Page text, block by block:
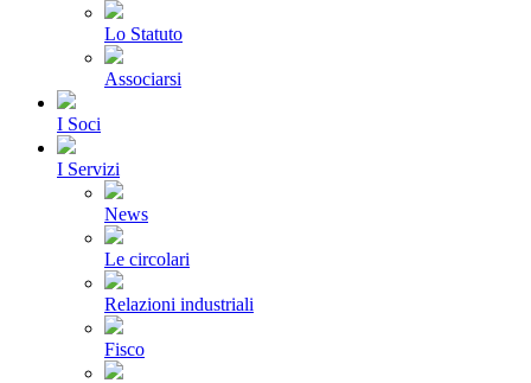
Lo Statuto
Associarsi
I Soci
I Servizi
News
Le circolari
Relazioni industriali
Fisco